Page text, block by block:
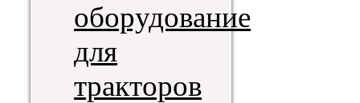
оборудование
для
тракторов